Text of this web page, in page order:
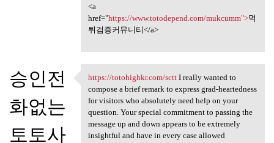
<a
href="https://www.totodepend.com/mukcumm">먹
튀검증커뮤니티</a>
승인전
화없는
토토사
https://totohighkr.com/sctt I
https://totohighkr.com/scttI really wanted to
compose a brief remark to express grad-heartedness
for visitors who absolutely need help on your
question. Your special commitment to passing the
message up and down appears to be extremely
insightful and have in every case allowed